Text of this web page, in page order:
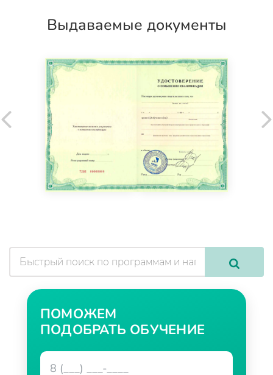
Выдаваемые документы
ПОМОЖЕМ
ПОДОБРАТЬ ОБУЧЕНИЕ